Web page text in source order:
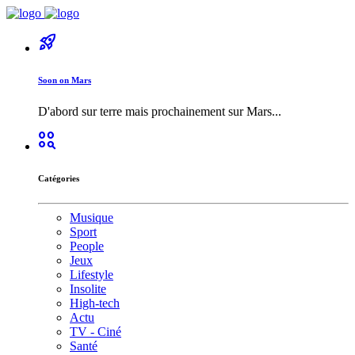
rocket_launch
Soon on Mars
D'abord sur terre mais prochainement sur Mars...
action_key
Catégories
Musique
Sport
People
Jeux
Lifestyle
Insolite
High-tech
Actu
TV - Ciné
Santé